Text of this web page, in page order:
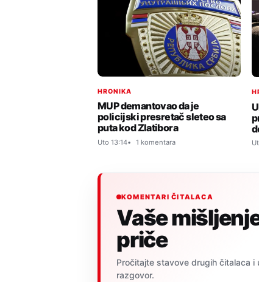
HRONIKA
MUP demantovao da je
policijski presretač sleteo sa
puta kod Zlatibora
Uto 13:14 1 komentara
KOMENTARI ČITALACA
Vaše
priče
Pročitajte stavove drugih čitalaca i
razgovor.